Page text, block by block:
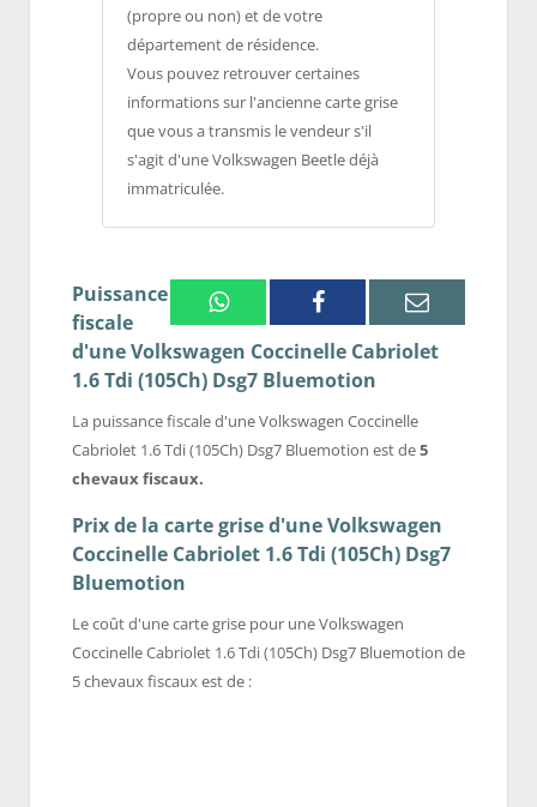
(propre ou non) et de votre
département de résidence.
Vous pouvez retrouver certaines
informations sur l'ancienne carte grise
que vous a transmis le vendeur s'il
s'agit d'une Volkswagen Beetle déjà
immatriculée.
WhatsappFacebook Email
Puissance
fiscale
d'une Volkswagen Coccinelle Cabriolet
1.6 Tdi (105Ch) Dsg7 Bluemotion
La puissance fiscale d'une Volkswagen Coccinelle
Cabriolet 1.6 Tdi (105Ch) Dsg7 Bluemotion est de5
chevaux fiscaux.
Prix de la carte grise d'une Volkswagen
Coccinelle Cabriolet 1.6 Tdi (105Ch) Dsg7
Bluemotion
Le coût d'une carte grise pour une Volkswagen
Coccinelle Cabriolet 1.6 Tdi (105Ch) Dsg7 Bluemotion de
5 chevaux fiscaux est de :